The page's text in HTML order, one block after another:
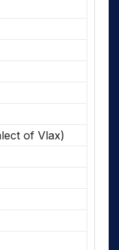
of Vlax)